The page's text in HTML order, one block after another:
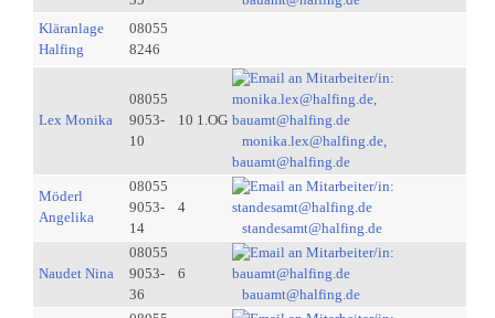
Kläranlage
Halfing
08055
8246
Lex Monika
08055
9053-
10
10 1.OG
monika.lex@halfing.de,
bauamt@halfing.de
Möderl
Angelika
08055
9053-
14
4
standesamt@halfing.de
Naudet Nina
08055
9053-
36
6
bauamt@halfing.de